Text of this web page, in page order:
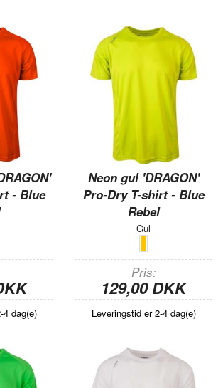
- Blue
4 dag(e)
Neon gul 'DRAGON'
Pro-Dry T-shirt - Blue
Rebel
Gul
Pris
129,00 DKK
Leveringstid er 2-4 dag(e)